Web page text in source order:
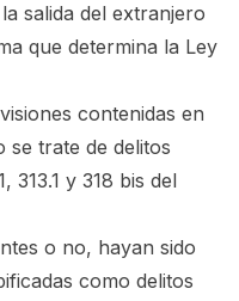
salida del extranjero
que determina la Ley
contenidas en
trate de delitos
313.1 y 318 bis del
o no, hayan sido
como delitos